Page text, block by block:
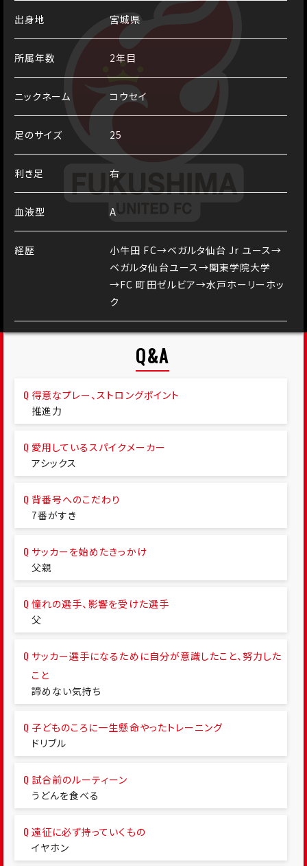
出身地 宮城県
所属年数 2年目
ニックネーム コウセイ
足のサイズ 25
利き足 右
血液型 A
経歴
⼩⽜⽥ FC→ベガルタ仙台 Jr ユース→
ベガルタ仙台ユース→関東学院⼤学
→FC 町⽥ゼルビア→⽔⼾ホーリーホッ
ク
Q&A
得意なプレー、ストロングポイント
推進力
愛用しているスパイクメーカー
アシックス
背番号へのこだわり
7番がすき
サッカーを始めたきっかけ
父親
憧れの選手、影響を受けた選手
父
サッカー選手になるために自分が意識したこと、努力した
こと
諦めない気持ち
子どものころに一生懸命やったトレーニング
ドリブル
試合前のルーティーン
うどんを食べる
遠征に必ず持っていくもの
イヤホン